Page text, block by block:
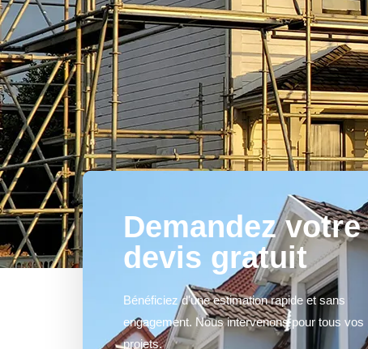
Demandez votre
devis gratuit
Bénéficiez d'une estimation rapide et sans
engagement. Nous intervenons pour tous vos
projets.